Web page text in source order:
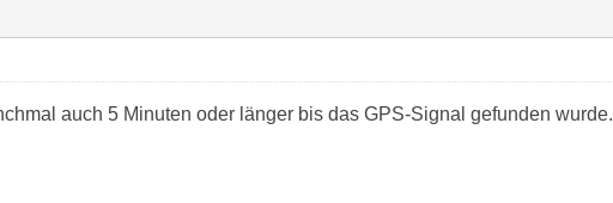
auch 5 Minuten oder länger bis das GPS-Signal gefunden wurde.